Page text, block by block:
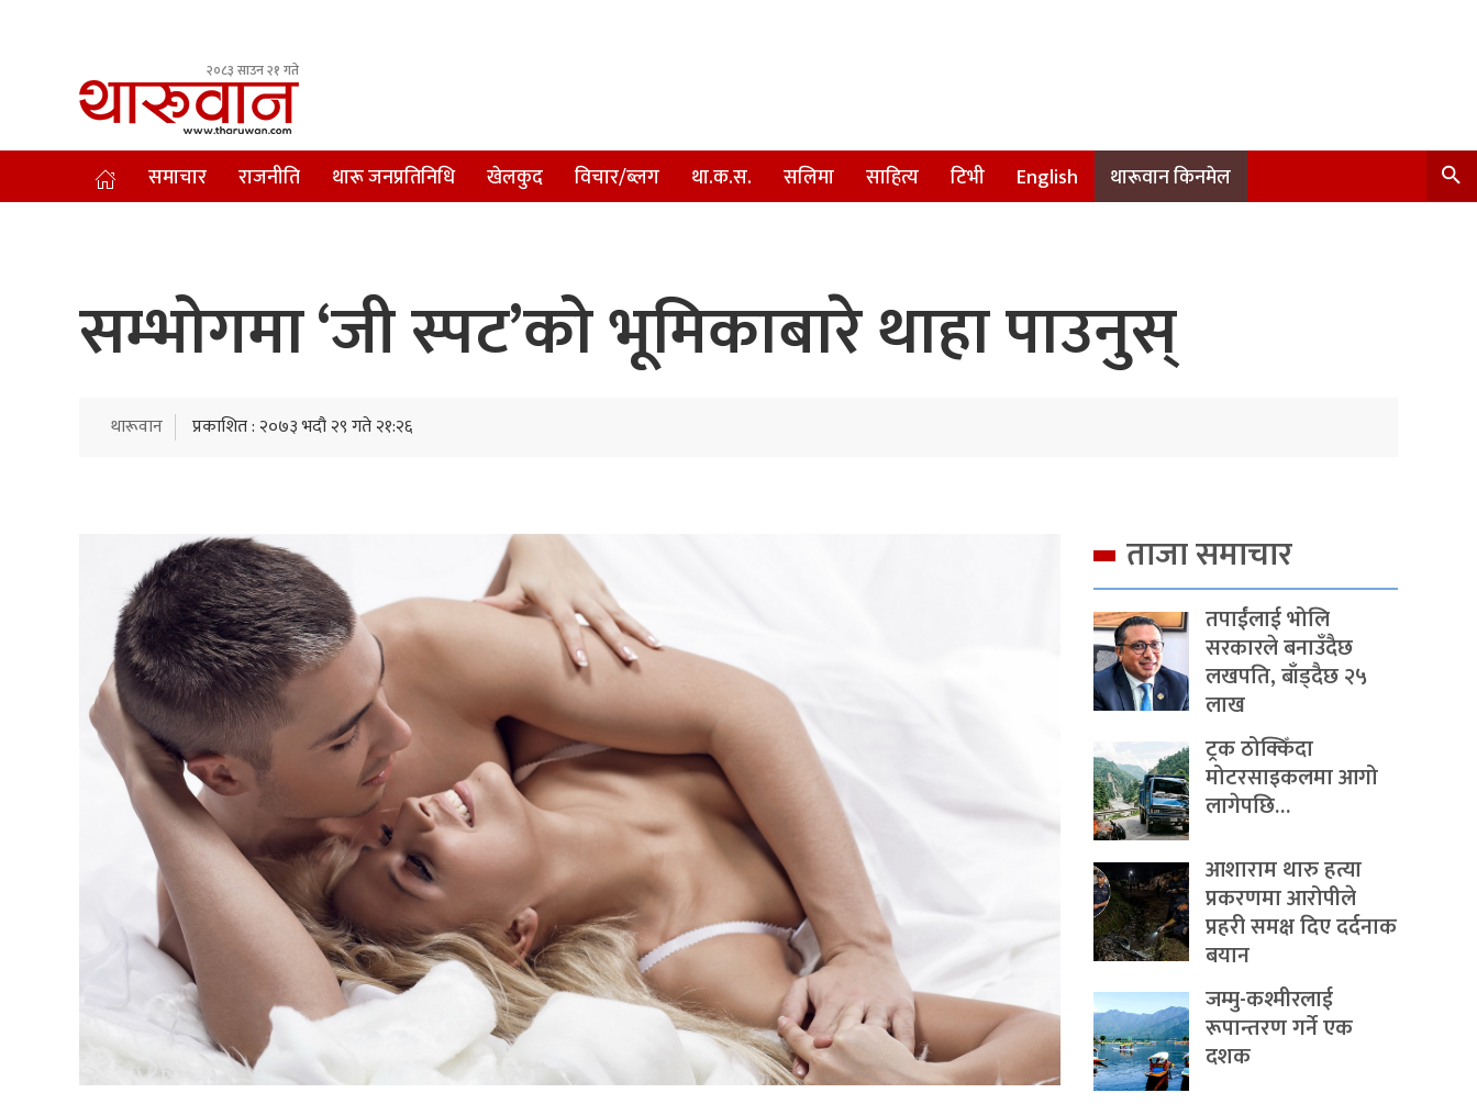
२०८३ साउन २१ गते
Leading Newsportal from Tharu Community Nepal.
समाचार राजनीति थारू जनप्रतिनिधि खेलकुद विचार/ब्लग था.क.स. सलिमा साहित्य टिभी English थारूवान किनमेल
सम्भोगमा ‘जी स्पट’को भूमिकाबारे थाहा पाउनुस्
थारूवान प्रकाशित : २०७३ भदौ २९ गते २१:२६
ताजा समाचार
तपाईंलाई भोलि
सरकारले बनाउँदैछ
लखपति, बाँड्दैछ २५
लाख
ट्रक ठोक्किँदा
मोटरसाइकलमा आगो
लागेपछि…
आशाराम थारु हत्या
प्रकरणमा आरोपीले
प्रहरी समक्ष दिए दर्दनाक
बयान
जम्मु-कश्मीरलाई
रूपान्तरण गर्ने एक
दशक